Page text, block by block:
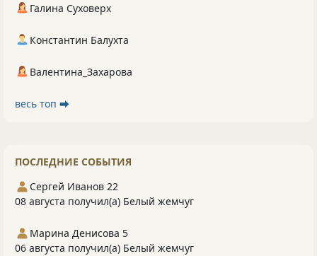
Галина Суховерх
Константин Балухта
Валентина_Захарова
весь топ ⮕
ПОСЛЕДНИЕ СОБЫТИЯ
Сергей Иванов 22
08 августа получил(а) Белый жемчуг
Марина Денисова 5
06 августа получил(а) Белый жемчуг